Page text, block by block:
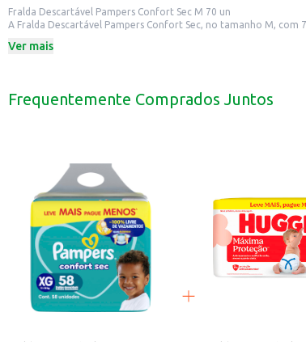
Fralda Descartável Pampers Confort Sec M 70 un
A Fralda Descartável Pampers Confort Sec, no tamanho M,
Indicada para bebês que usam fraldas tamanho M. A
Excelente para revenda em mercados, farmácias e lojas de
Ver mais
Frequentemente Comprados Juntos